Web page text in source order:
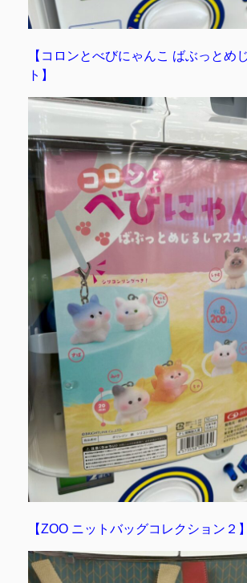
【コロンとべびにゃんこ ばぶっとめ
ト】
【ZOO ニットバッグコレクション２】